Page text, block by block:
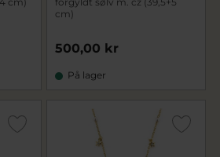
cm)
500,00 kr
På lager